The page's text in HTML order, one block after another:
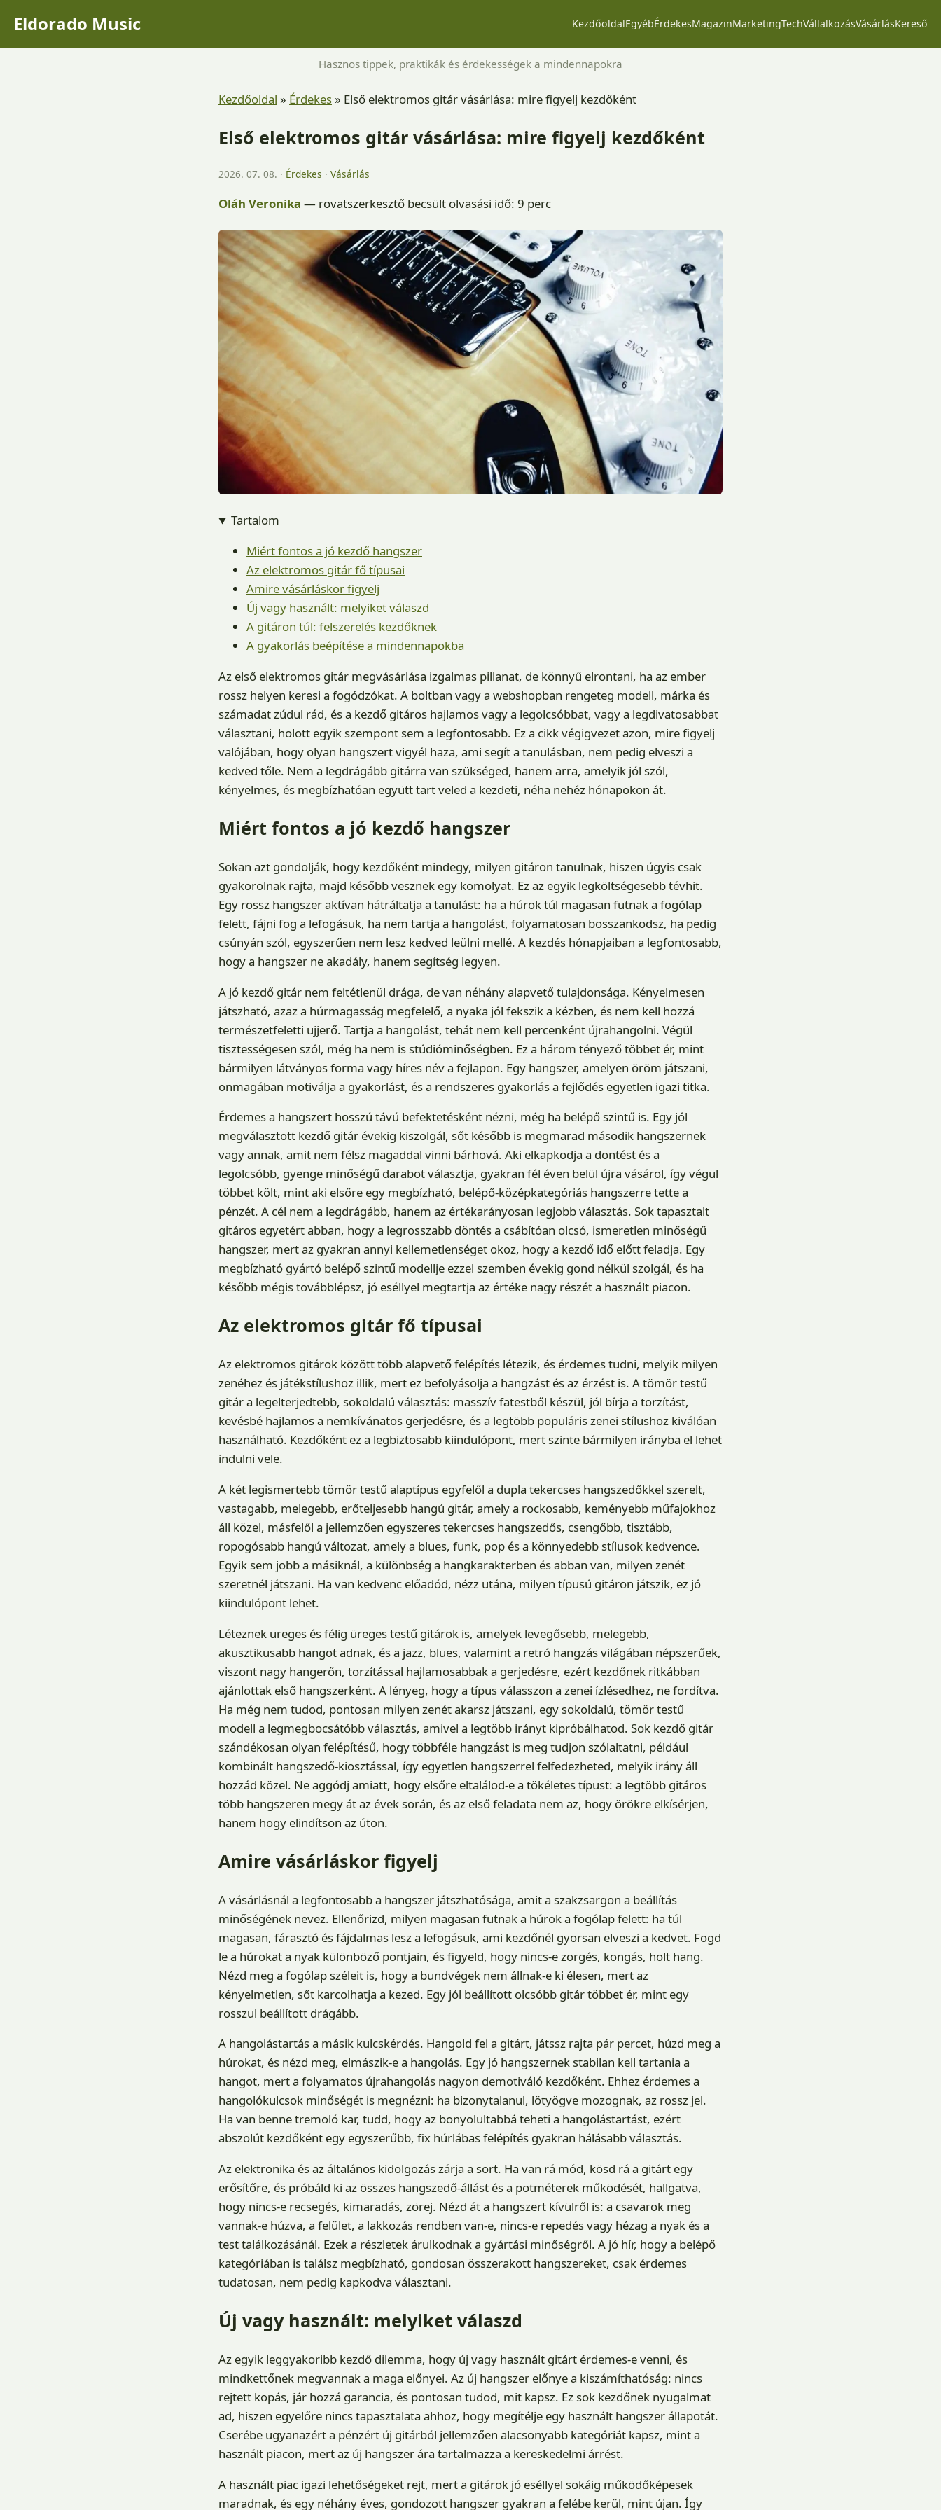
Eldorado Music KezdőoldalEgyébÉrdekesMagazinMarketingTechVállalkozásVásárlásKereső
Hasznos tippek, praktikák és érdekességek a mindennapokra
Kezdőoldal » Érdekes» Első elektromos gitár vásárlása: mire figyelj kezdőként
Első elektromos gitár vásárlása: mire figyelj kezdőként
2026. 07. 08. · Érdekes · Vásárlás
Oláh Veronika — rovatszerkesztő becsült olvasási idő: 9 perc
Tartalom
Miért fontos a jó kezdő hangszer
Az elektromos gitár fő típusai
Amire vásárláskor figyelj
Új vagy használt: melyiket válaszd
A gitáron túl: felszerelés kezdőknek
A gyakorlás beépítése a mindennapokba
Az első elektromos gitár megvásárlása izgalmas pillanat, de könnyű elrontani, ha az ember
rossz helyen keresi a fogódzókat. A boltban vagy a webshopban rengeteg modell, márka és
számadat zúdul rád, és a kezdő gitáros hajlamos vagy a legolcsóbbat, vagy a legdivatosabbat
választani, holott egyik szempont sem a legfontosabb. Ez a cikk végigvezet azon, mire figyelj
valójában, hogy olyan hangszert vigyél haza, ami segít a tanulásban, nem pedig elveszi a
kedved tőle. Nem a legdrágább gitárra van szükséged, hanem arra, amelyik jól szól,
kényelmes, és megbízhatóan együtt tart veled a kezdeti, néha nehéz hónapokon át.
Miért fontos a jó kezdő hangszer
Sokan azt gondolják, hogy kezdőként mindegy, milyen gitáron tanulnak, hiszen úgyis csak
gyakorolnak rajta, majd később vesznek egy komolyat. Ez az egyik legköltségesebb tévhit.
Egy rossz hangszer aktívan hátráltatja a tanulást: ha a húrok túl magasan futnak a fogólap
felett, fájni fog a lefogásuk, ha nem tartja a hangolást, folyamatosan bosszankodsz, ha pedig
csúnyán szól, egyszerűen nem lesz kedved leülni mellé. A kezdés hónapjaiban a legfontosabb,
hogy a hangszer ne akadály, hanem segítség legyen.
A jó kezdő gitár nem feltétlenül drága, de van néhány alapvető tulajdonsága. Kényelmesen
játszható, azaz a húrmagasság megfelelő, a nyaka jól fekszik a kézben, és nem kell hozzá
természetfeletti ujjerő. Tartja a hangolást, tehát nem kell percenként újrahangolni. Végül
tisztességesen szól, még ha nem is stúdióminőségben. Ez a három tényező többet ér, mint
bármilyen látványos forma vagy híres név a fejlapon. Egy hangszer, amelyen öröm játszani,
önmagában motiválja a gyakorlást, és a rendszeres gyakorlás a fejlődés egyetlen igazi titka.
Érdemes a hangszert hosszú távú befektetésként nézni, még ha belépő szintű is. Egy jól
megválasztott kezdő gitár évekig kiszolgál, sőt később is megmarad második hangszernek
vagy annak, amit nem félsz magaddal vinni bárhová. Aki elkapkodja a döntést és a
legolcsóbb, gyenge minőségű darabot választja, gyakran fél éven belül újra vásárol, így végül
többet költ, mint aki elsőre egy megbízható, belépő-középkategóriás hangszerre tette a
pénzét. A cél nem a legdrágább, hanem az értékarányosan legjobb választás. Sok tapasztalt
gitáros egyetért abban, hogy a legrosszabb döntés a csábítóan olcsó, ismeretlen minőségű
hangszer, mert az gyakran annyi kellemetlenséget okoz, hogy a kezdő idő előtt feladja. Egy
megbízható gyártó belépő szintű modellje ezzel szemben évekig gond nélkül szolgál, és ha
később mégis továbblépsz, jó eséllyel megtartja az értéke nagy részét a használt piacon.
Az elektromos gitár fő típusai
Az elektromos gitárok között több alapvető felépítés létezik, és érdemes tudni, melyik milyen
zenéhez és játékstílushoz illik, mert ez befolyásolja a hangzást és az érzést is. A tömör testű
gitár a legelterjedtebb, sokoldalú választás: masszív fatestből készül, jól bírja a torzítást,
kevésbé hajlamos a nemkívánatos gerjedésre, és a legtöbb populáris zenei stílushoz kiválóan
használható. Kezdőként ez a legbiztosabb kiindulópont, mert szinte bármilyen irányba el lehet
indulni vele.
A két legismertebb tömör testű alaptípus egyfelől a dupla tekercses hangszedőkkel szerelt,
vastagabb, melegebb, erőteljesebb hangú gitár, amely a rockosabb, keményebb műfajokhoz
áll közel, másfelől a jellemzően egyszeres tekercses hangszedős, csengőbb, tisztább,
ropogósabb hangú változat, amely a blues, funk, pop és a könnyedebb stílusok kedvence.
Egyik sem jobb a másiknál, a különbség a hangkarakterben és abban van, milyen zenét
szeretnél játszani. Ha van kedvenc előadód, nézz utána, milyen típusú gitáron játszik, ez jó
kiindulópont lehet.
Léteznek üreges és félig üreges testű gitárok is, amelyek levegősebb, melegebb,
akusztikusabb hangot adnak, és a jazz, blues, valamint a retró hangzás világában népszerűek,
viszont nagy hangerőn, torzítással hajlamosabbak a gerjedésre, ezért kezdőnek ritkábban
ajánlottak első hangszerként. A lényeg, hogy a típus válasszon a zenei ízlésedhez, ne fordítva.
Ha még nem tudod, pontosan milyen zenét akarsz játszani, egy sokoldalú, tömör testű
modell a legmegbocsátóbb választás, amivel a legtöbb irányt kipróbálhatod. Sok kezdő gitár
szándékosan olyan felépítésű, hogy többféle hangzást is meg tudjon szólaltatni, például
kombinált hangszedő-kiosztással, így egyetlen hangszerrel felfedezheted, melyik irány áll
hozzád közel. Ne aggódj amiatt, hogy elsőre eltalálod-e a tökéletes típust: a legtöbb gitáros
több hangszeren megy át az évek során, és az első feladata nem az, hogy örökre elkísérjen,
hanem hogy elindítson az úton.
Amire vásárláskor figyelj
A vásárlásnál a legfontosabb a hangszer játszhatósága, amit a szakzsargon a beállítás
minőségének nevez. Ellenőrizd, milyen magasan futnak a húrok a fogólap felett: ha túl
magasan, fárasztó és fájdalmas lesz a lefogásuk, ami kezdőnél gyorsan elveszi a kedvet. Fogd
le a húrokat a nyak különböző pontjain, és figyeld, hogy nincs-e zörgés, kongás, holt hang.
Nézd meg a fogólap széleit is, hogy a bundvégek nem állnak-e ki élesen, mert az
kényelmetlen, sőt karcolhatja a kezed. Egy jól beállított olcsóbb gitár többet ér, mint egy
rosszul beállított drágább.
A hangolástartás a másik kulcskérdés. Hangold fel a gitárt, játssz rajta pár percet, húzd meg a
húrokat, és nézd meg, elmászik-e a hangolás. Egy jó hangszernek stabilan kell tartania a
hangot, mert a folyamatos újrahangolás nagyon demotiváló kezdőként. Ehhez érdemes a
hangolókulcsok minőségét is megnézni: ha bizonytalanul, lötyögve mozognak, az rossz jel.
Ha van benne tremoló kar, tudd, hogy az bonyolultabbá teheti a hangolástartást, ezért
abszolút kezdőként egy egyszerűbb, fix húrlábas felépítés gyakran hálásabb választás.
Az elektronika és az általános kidolgozás zárja a sort. Ha van rá mód, kösd rá a gitárt egy
erősítőre, és próbáld ki az összes hangszedő-állást és a potméterek működését, hallgatva,
hogy nincs-e recsegés, kimaradás, zörej. Nézd át a hangszert kívülről is: a csavarok meg
vannak-e húzva, a felület, a lakkozás rendben van-e, nincs-e repedés vagy hézag a nyak és a
test találkozásánál. Ezek a részletek árulkodnak a gyártási minőségről. A jó hír, hogy a belépő
kategóriában is találsz megbízható, gondosan összerakott hangszereket, csak érdemes
tudatosan, nem pedig kapkodva választani.
Új vagy használt: melyiket válaszd
Az egyik leggyakoribb kezdő dilemma, hogy új vagy használt gitárt érdemes-e venni, és
mindkettőnek megvannak a maga előnyei. Az új hangszer előnye a kiszámíthatóság: nincs
rejtett kopás, jár hozzá garancia, és pontosan tudod, mit kapsz. Ez sok kezdőnek nyugalmat
ad, hiszen egyelőre nincs tapasztalata ahhoz, hogy megítélje egy használt hangszer állapotát.
Cserébe ugyanazért a pénzért új gitárból jellemzően alacsonyabb kategóriát kapsz, mint a
használt piacon, mert az új hangszer ára tartalmazza a kereskedelmi árrést.
A használt piac igazi lehetőségeket rejt, mert a gitárok jó eséllyel sokáig működőképesek
maradnak, és egy néhány éves, gondozott hangszer gyakran a felébe kerül, mint újan. Így